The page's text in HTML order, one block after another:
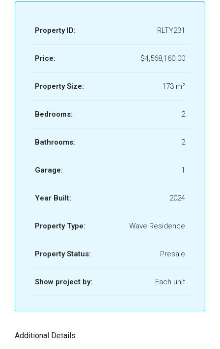
Property ID: RLTY231
Price: $4,568,160.00
Property Size: 173 m²
Bedrooms: 2
Bathrooms: 2
Garage: 1
Year Built: 2024
Property Type: Wave Residence
Property Status: Presale
Show project by: Each unit
Additional Details